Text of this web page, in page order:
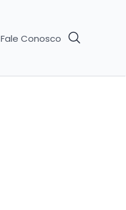
Fale Conosco